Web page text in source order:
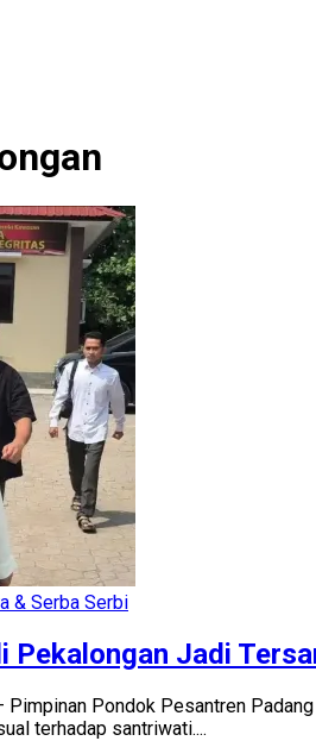
& Serba Serbi
Pekalongan Jadi
Pimpinan Pondok Pesantren
terhadap santriwati....